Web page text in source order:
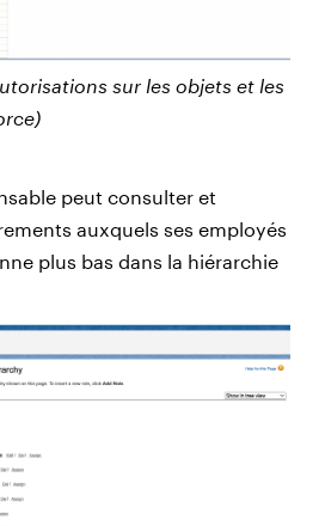
sur les objets et les
peut consulter et
auxquels ses employés
plus bas dans la hiérarchie